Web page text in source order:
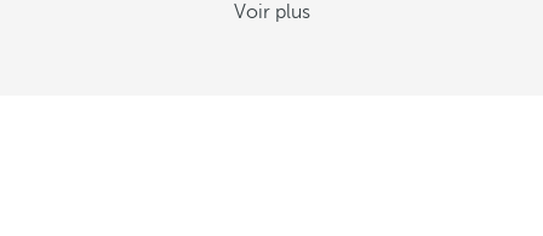
Voir plus